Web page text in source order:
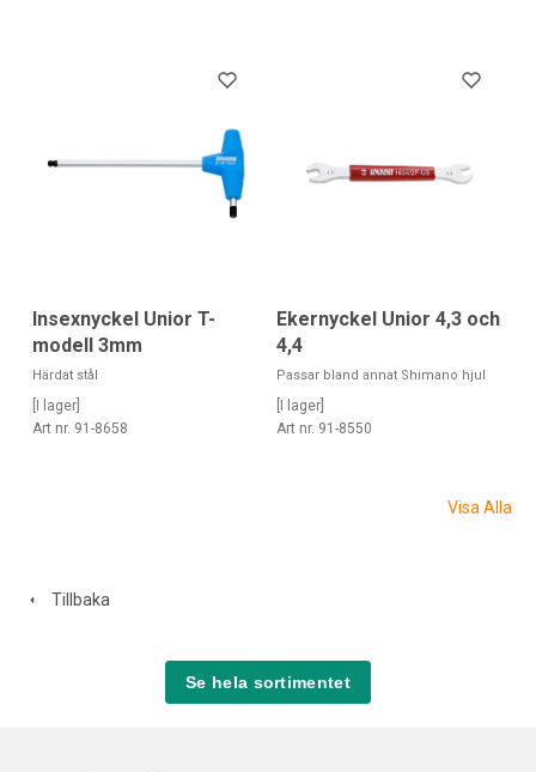
Insexnyckel Unior T-
modell 3mm
Härdat stål
[I lager]
Art nr. 91-8658
Ekernyckel Unior 4,3 och
4,4
Passar bland annat Shimano hjul
[I lager]
Art nr. 91-8550
Visa Alla
Tillbaka
Se hela sortimentet